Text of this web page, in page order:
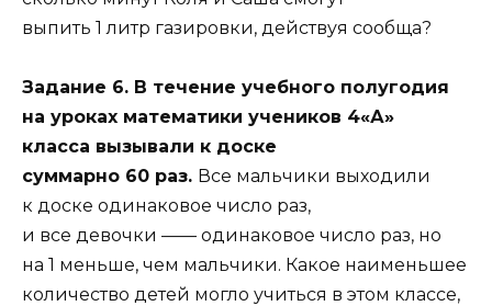
выпить 1 литр газировки, действуя сообща?
Задание 6. В течение учебного полугодия
на уроках математики учеников 4«А»
класса вызывали к доске
суммарно 60 раз. Все мальчики выходили
к доске одинаковое число раз,
и все девочки —— одинаковое число раз, но
на 1 меньше, чем мальчики. Какое наименьшее
количество детей могло учиться в этом классе,